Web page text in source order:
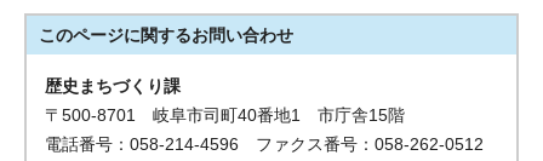
このページに関するお問い合わせ
歴史まちづくり課
〒500-8701 岐阜市司町40番地1 市庁舎15階
電話番号：058-214-4596 ファクス番号：058-262-0512